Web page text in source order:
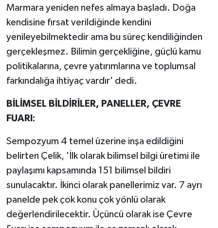
Marmara yeniden nefes almaya başladı. Doğa
kendisine fırsat verildiğinde kendini
yenileyebilmektedir ama bu süreç kendiliğinden
gerçekleşmez. Bilimin gerçekliğine, güçlü kamu
politikalarına, çevre yatırımlarına ve toplumsal
farkındalığa ihtiyaç vardır' dedi.
BİLİMSEL BİLDİRİLER, PANELLER, ÇEVRE
FUARI:
Sempozyum 4 temel üzerine inşa edildiğini
belirten Çelik, 'İlk olarak bilimsel bilgi üretimi ile
paylaşımı kapsamında 151 bilimsel bildiri
sunulacaktır. İkinci olarak panellerimiz var. 7 ayrı
panelde pek çok konu çok yönlü olarak
değerlendirilecektir. Üçüncü olarak ise Çevre